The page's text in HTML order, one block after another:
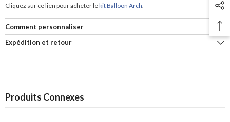
Cliquez sur ce lien pour acheter lekit Balloon Arch.
Comment personnaliser
Expédition et retour
Produits Connexes